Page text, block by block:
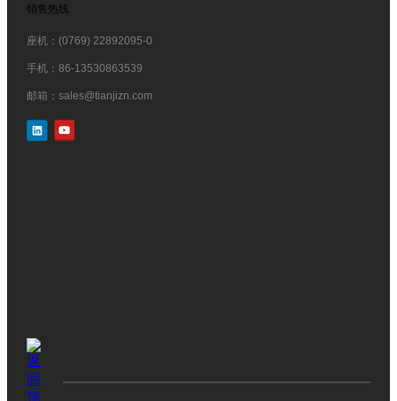
销售热线
座机：(0769) 22892095-0
手机：86-13530863539
邮箱：sales@tianjizn.com